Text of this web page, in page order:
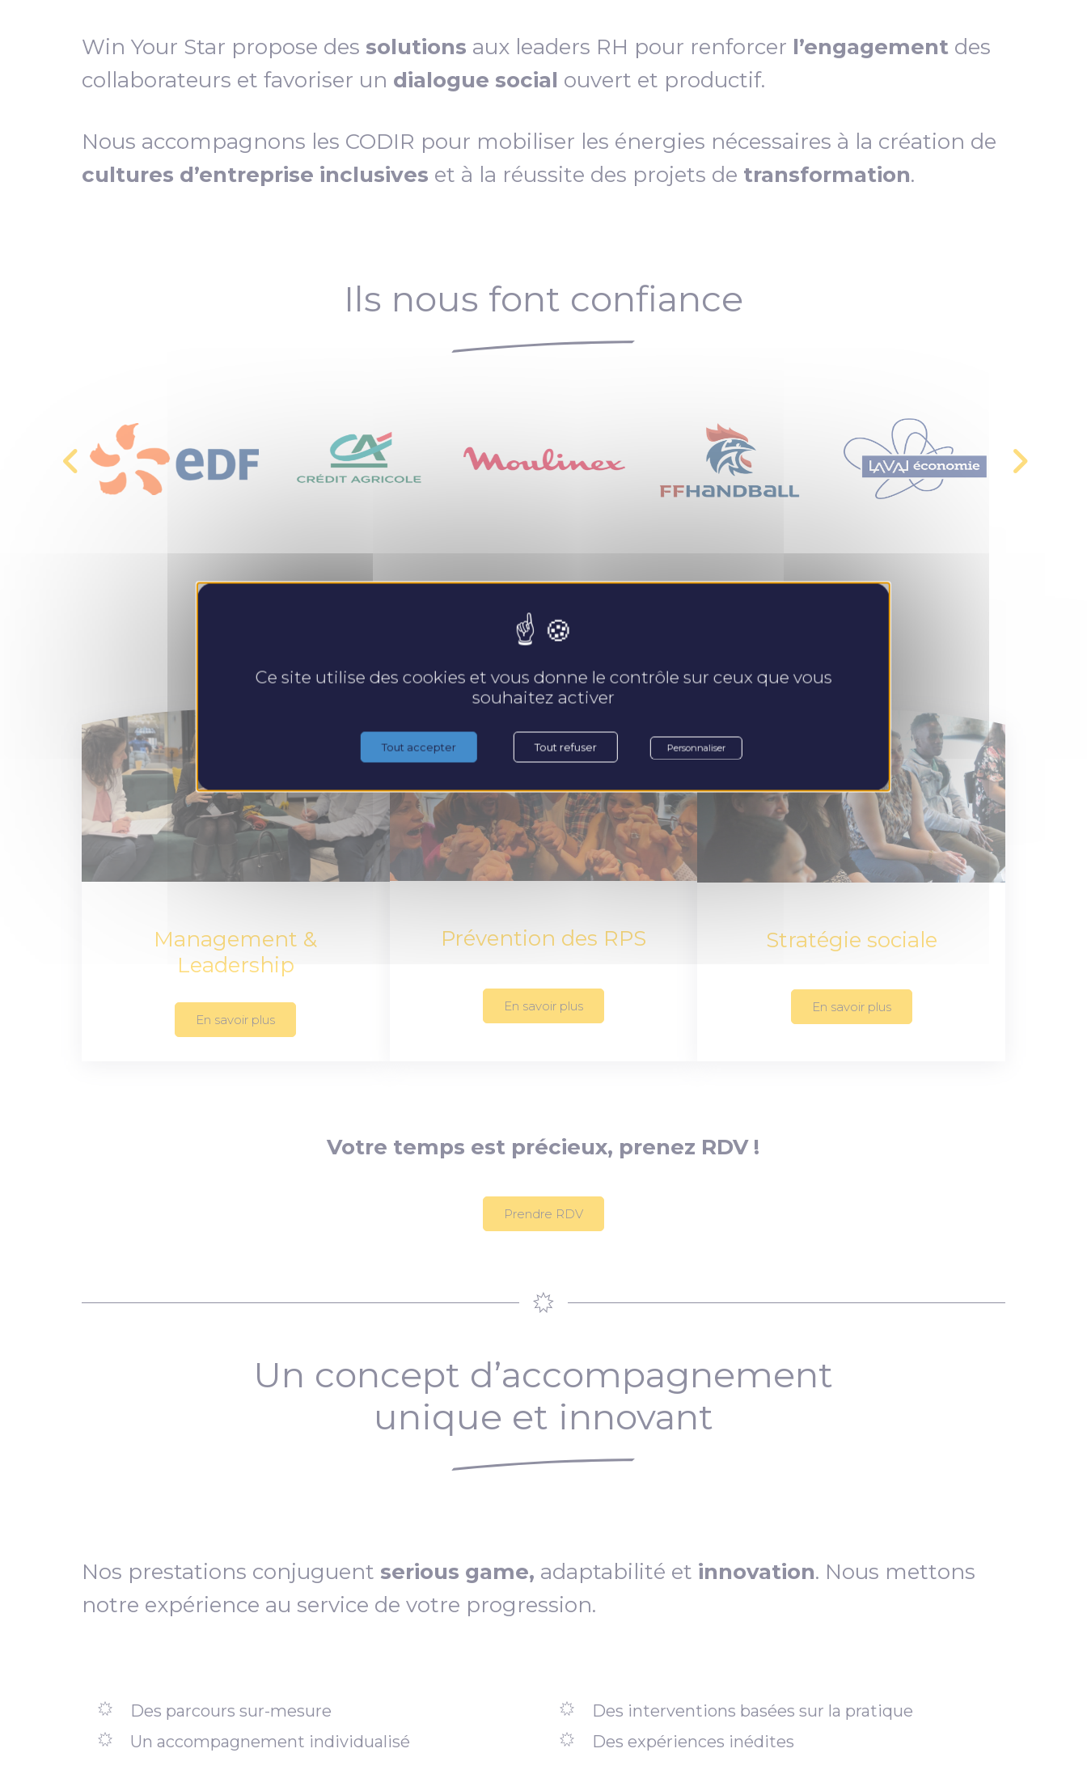
Win Your Star propose des solutions aux leaders RH pour renforcer l’engagement des
collaborateurs et favoriser un dialogue social ouvert et productif.
Nous accompagnons les CODIR pour mobiliser les énergies nécessaires à la création de
cultures d’entreprise inclusives et à la réussite des projets de transformation.
Ils nous font confiance
Nos expertises
Management &
Leadership
En savoir plus
Prévention des RPS
En savoir plus
Stratégie sociale
En savoir plus
Votre temps est précieux, prenez RDV !
Prendre RDV
Un concept d’accompagnement
unique et innovant
Nos prestations conjuguent serious game, adaptabilité et innovation. Nous mettons
notre expérience au service de votre progression.
Des parcours sur-mesure
Un accompagnement individualisé
Des interventions basées sur la pratique
Des expériences inédites
Ce site utilise des cookies et vous donne le contrôle sur ceux que vous
souhaitez activer
Tout accepter Tout refuser Personnaliser